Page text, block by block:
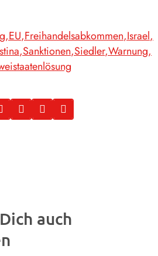
EU Freihandelsabkommen Israel
Sanktionen Siedler Warnung
auch